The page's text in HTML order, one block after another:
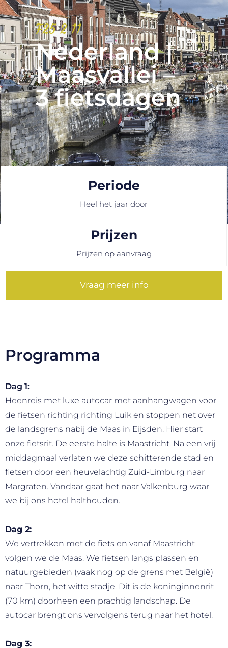
F25 2 11
Nederland |
Maasvallei –
3 fietsdagen
Periode
Heel het jaar door
Prijzen
Prijzen op aanvraag
Vraag meer info
Programma
Dag 1:
Heenreis met luxe autocar met aanhangwagen voor
de fietsen richting richting Luik en stoppen net over
de landsgrens nabij de Maas in Eijsden. Hier start
onze fietsrit. De eerste halte is Maastricht. Na een vrij
middagmaal verlaten we deze schitterende stad en
fietsen door een heuvelachtig Zuid-Limburg naar
Margraten. Vandaar gaat het naar Valkenburg waar
we bij ons hotel halthouden.
Dag 2:
We vertrekken met de fiets en vanaf Maastricht
volgen we de Maas. We fietsen langs plassen en
natuurgebieden (vaak nog op de grens met België)
naar Thorn, het witte stadje. Dit is de koninginnenrit
(70 km) doorheen een prachtig landschap. De
autocar brengt ons vervolgens terug naar het hotel.
Dag 3: